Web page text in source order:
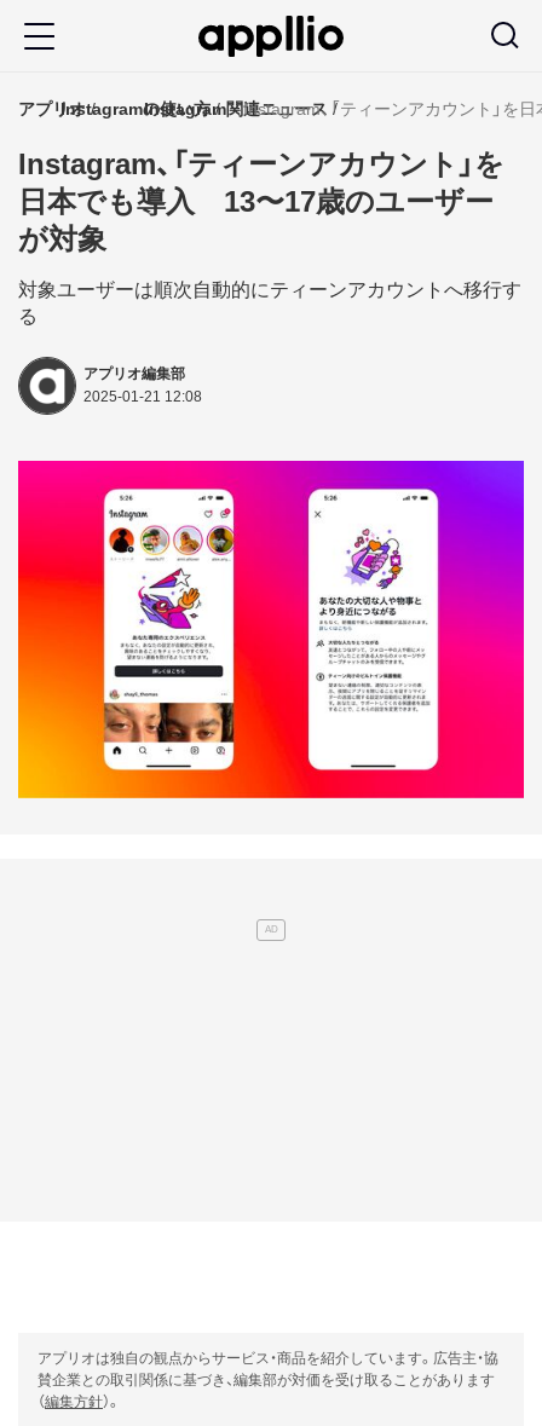
ン
アプリオInstagramの使い方Instagram関連ニュースInstagram、「ティーンアカウント」
Instagram、「ティーンアカウント」を
日本でも導入 13〜17歳のユーザー
が対象
対象ユーザーは順次自動的にティーンアカウントへ移行す
る
アプリオ編集部
2025-01-21 12:08
アプリオは独自の観点からサービス・商品を紹介しています。広告主・協
賛企業との取引関係に基づき、編集部が対価を受け取ることがあります
（編集方針）。